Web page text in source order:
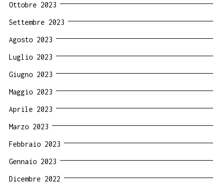
Ottobre 2023
Settembre 2023
Agosto 2023
Luglio 2023
Giugno 2023
Maggio 2023
Aprile 2023
Marzo 2023
Febbraio 2023
Gennaio 2023
Dicembre 2022